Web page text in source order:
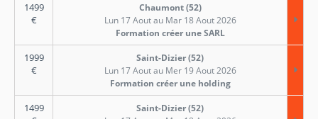
1499
€
Chaumont (52)
Lun 17 Aout au Mar 18 Aout 2026
Formation créer une SARL
1999
€
Saint-Dizier (52)
Lun 17 Aout au Mer 19 Aout 2026
Formation créer une holding
1499
Saint-Dizier (52)